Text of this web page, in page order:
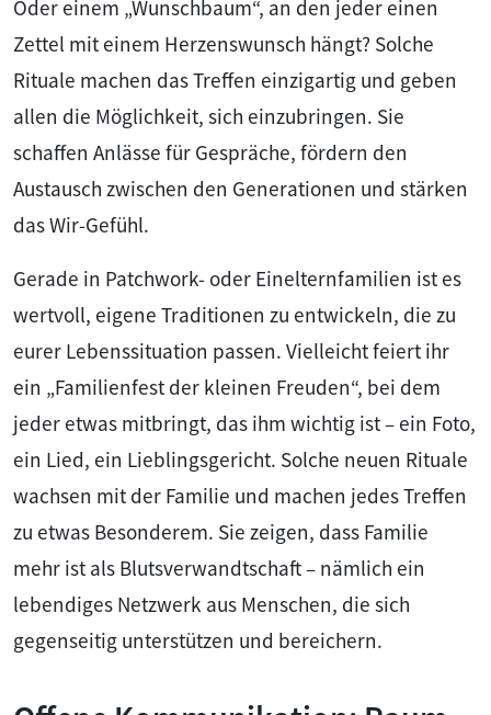
Oder einem „Wunschbaum“, an den jeder einen
Zettel mit einem Herzenswunsch hängt? Solche
Rituale machen das Treffen einzigartig und geben
allen die Möglichkeit, sich einzubringen. Sie
schaffen Anlässe für Gespräche, fördern den
Austausch zwischen den Generationen und stärken
das Wir-Gefühl.
Gerade in Patchwork- oder Einelternfamilien ist es
wertvoll, eigene Traditionen zu entwickeln, die zu
eurer Lebenssituation passen. Vielleicht feiert ihr
ein „Familienfest der kleinen Freuden“, bei dem
jeder etwas mitbringt, das ihm wichtig ist – ein Foto,
ein Lied, ein Lieblingsgericht. Solche neuen Rituale
wachsen mit der Familie und machen jedes Treffen
zu etwas Besonderem. Sie zeigen, dass Familie
mehr ist als Blutsverwandtschaft – nämlich ein
lebendiges Netzwerk aus Menschen, die sich
gegenseitig unterstützen und bereichern.